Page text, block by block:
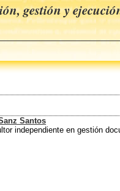
gestión y
Santos
independiente en gestión